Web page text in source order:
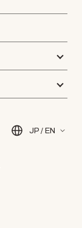
JP / EN